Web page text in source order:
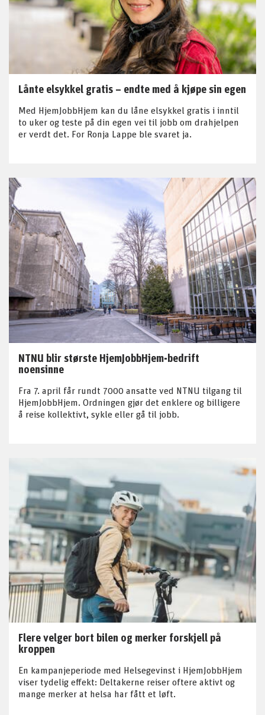
Lånte elsykkel gratis – endte med å kjøpe sin egen
Med HjemJobbHjem kan du låne elsykkel gratis i inntil
to uker og teste på din egen vei til jobb om drahjelpen
er verdt det. For Ronja Lappe ble svaret ja.
NTNU blir største HjemJobbHjem-bedrift
noensinne
Fra 7. april får rundt 7000 ansatte ved NTNU tilgang til
HjemJobbHjem. Ordningen gjør det enklere og billigere
å reise kollektivt, sykle eller gå til jobb.
Flere velger bort bilen og merker forskjell på
kroppen
En kampanjeperiode med Helsegevinst i HjemJobbHjem
viser tydelig effekt: Deltakerne reiser oftere aktivt og
mange merker at helsa har fått et løft.